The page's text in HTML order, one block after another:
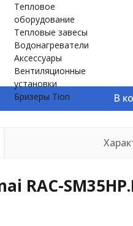
Тепловое
оборудование
Тепловые завесы
Водонагреватели
Аксессуары
Вентиляционные
установки
Бризеры Tion
В
RAC-